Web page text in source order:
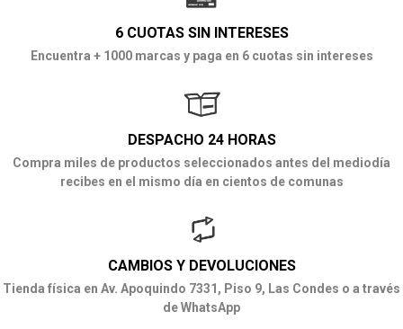
6 CUOTAS SIN INTERESES
Encuentra + 1000 marcas y paga en 6 cuotas sin intereses
DESPACHO 24 HORAS
Compra miles de productos seleccionados antes del mediodía
recibes en el mismo día en cientos de comunas
CAMBIOS Y DEVOLUCIONES
Tienda física en Av. Apoquindo 7331, Piso 9, Las Condes o a través
de WhatsApp